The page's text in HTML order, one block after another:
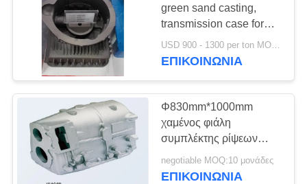
green sand casting,
transmission case for
forklift truck ,
engineering machinery
USD 900 - 1300 per ton MOQ:10 μονάδες
ΕΠΙΚΟΙΝΩΝΊΑ
Φ830mm*1000mm
χαμένος φιάλη
συμπλέκτης ρίψεων
αφρού για το μίνι
εκσκαφέα
negotiable MOQ:10 μονάδες
ΕΠΙΚΟΙΝΩΝΊΑ